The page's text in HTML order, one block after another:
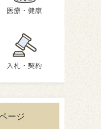
医療・健康
入札・契約
ージ